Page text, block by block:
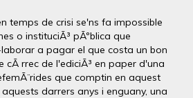
temps de crisi se'ns fa impossible
o instituciÃ³ pÃºblica que
a pagar el que costa un bon
cÃ rrec de l'ediciÃ³ en paper d'una
que comptin en aquest
darrers anys i enguany, una